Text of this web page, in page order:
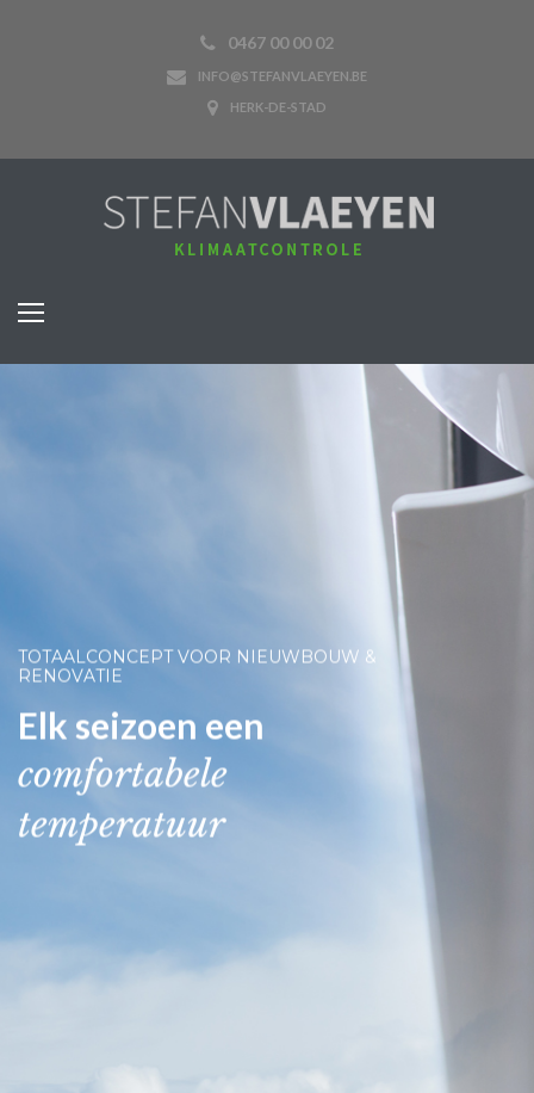
0467 00 00 02
INFO@STEFANVLAEYEN.BE
HERK-DE-STAD
TOTAALCONCEPT VOOR N I EUWBOUW &
RENOVATI E
Elkseizoen een
comfortabele
temperatuur